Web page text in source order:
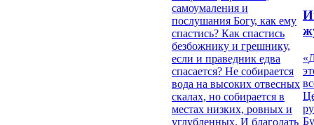
самоумаления и
послушания Богу, как ему
спастись? Как спастись
безбожнику и грешнику,
если и праведник едва
спасается? Не собирается
вода на высоких отвесных
скалах, но собирается в
местах низких, ровных и
углубленных. И благодать